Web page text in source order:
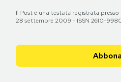
Il Post è una testata registrata
28 settembre 2009 - ISSN 2610-